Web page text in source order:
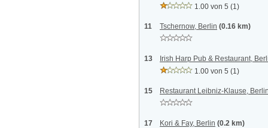
1.00 von 5 (1)
11 Tschernow, Berlin (0.16 km)
13
Irish Harp Pub & Restaurant,
1.00 von 5 (1)
15 Restaurant Leibniz-Klause,
17 Kori & Fay, Berlin (0.2 km)